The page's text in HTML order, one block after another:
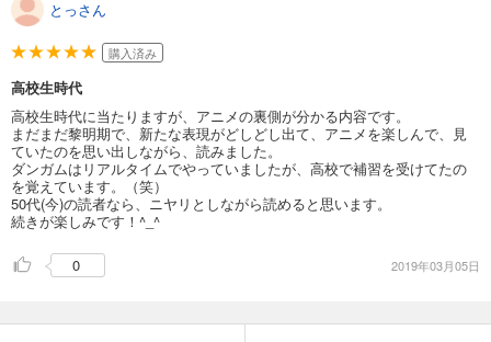
とっさん
購入済み
高校生時代
高校生時代に当たりますが、アニメの裏側が分かる内容です。
まだまだ黎明期で、新たな表現がどしどし出て、アニメを楽しんで、見
ていたのを思い出しながら、読みました。
ダンガムはリアルタイムでやっていましたが、高校で補習を受けてたの
を覚えています。（笑）
50代(今)の読者なら、ニヤリとしながら読めると思います。
続きが楽しみです！^_^
0 2019年03月05日